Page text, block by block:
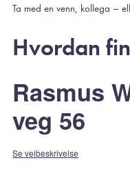
Ta med en venn, kollega –
Hvordan
Rasmus
veg 56
Se veibeskrivelse